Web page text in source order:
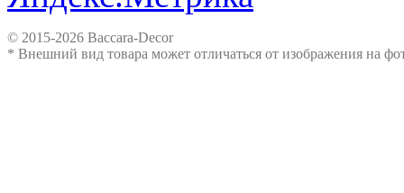
© 2015-2026 Baccara-Decor
* Внешний вид товара может отличаться от изображения на